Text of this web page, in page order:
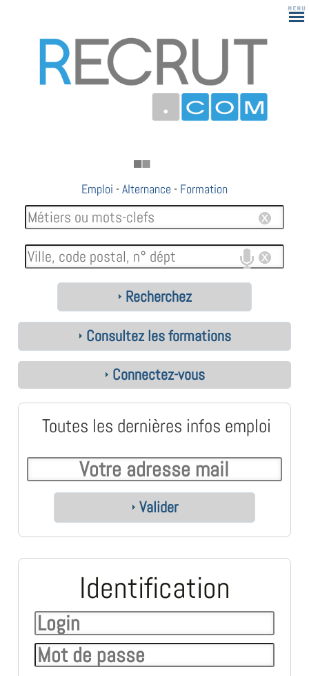
Emploi -Alternance - Formation
Recherchez
Consultez les formations
Connectez-vous
Toutes les dernières infos emploi
Valider
Identification